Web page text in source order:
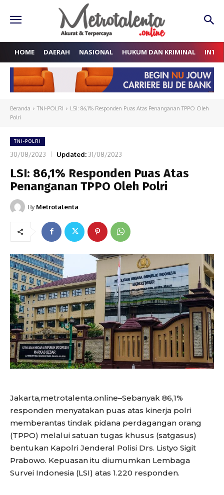
HOME DAERAH NASIONAL HUKUM DAN KRIMINAL
Beranda TNI-POLRI
LSI: 86,1% Responden Puas Atas Penanganan TPPO Oleh
Polri
TNI-POLRI
30/08/2023 Updated: 31/08/2023
LSI: 86,1% Responden Puas Atas
Penanganan TPPO Oleh Polri
By Metrotalenta
Jakarta,metrotalenta.online–Sebanyak 86,1%
responden menyatakan puas atas kinerja polri
memberantas tindak pidana perdagangan orang
(TPPO) melalui satuan tugas khusus (satgasus)
bentukan Kapolri Jenderal Polisi Drs. Listyo Sigit
Prabowo. Kepuasan itu diumumkan Lembaga
Survei Indonesia (LSI) atas 1.220 responden.